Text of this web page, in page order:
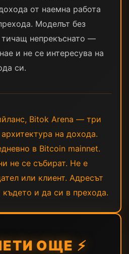
от наемна работа
Моделът без
тичащ непрекъснато —
и не се интересува на
си.
Bitok Arena — три
на дохода.
в Bitcoin mainnet.
не се събират. Не е
или клиент. Адресът
където и да си в прехода.
ОЩЕ ⚡